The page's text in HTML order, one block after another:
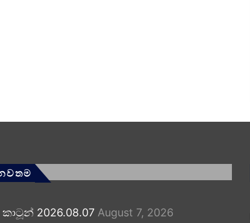
කාටූන් 2026.08.07 August 7, 2026